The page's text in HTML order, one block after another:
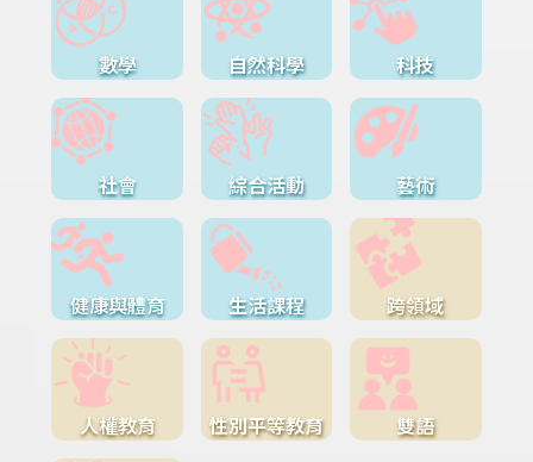
數學 自然科學 科技
社會 綜合活動 藝術
健康與體育 生活課程 跨領域
人權教育 性別平等教育 雙語